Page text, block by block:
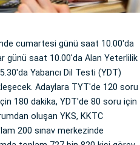
cumartesi günü saat 10.00'da
günü saat 10.00'da Alan Yeterlilik
Yabancı Dil Testi (YDT)
Adaylara TYT'de 120 soru
180 dakika, YDT'de 80 soru için
oluşan YKS, KKTC
200 sınav merkezinde